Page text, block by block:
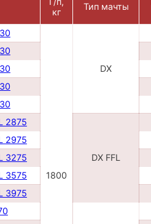
кг
Тип мачты
1800
DX
2875
DX FFL
2975
3275
3575
3975